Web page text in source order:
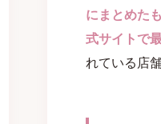
にまとめた
式サイトで
れている店